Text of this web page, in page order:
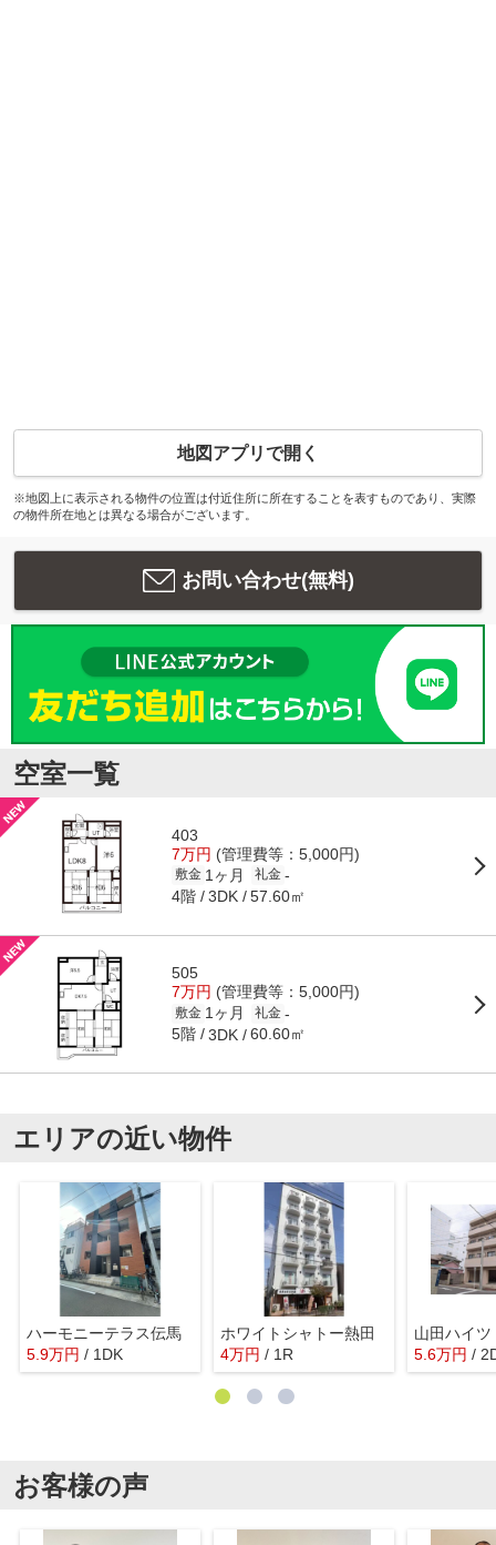
地図アプリで開く
※地図上に表示される物件の位置は付近住所に所在することを表すものであり、実際
の物件所在地とは異なる場合がございます。
お問い合わせ(無料)
空室一覧
403
7万円 (管理費等：5,000円)
敷金 1ヶ月 礼金 -
4階 3DK 57.60㎡
505
7万円 (管理費等：5,000円)
敷金 1ヶ月 礼金 -
5階 3DK 60.60㎡
エリアの近い物件
ハーモニーテラス伝馬
5.9万円 / 1DK
ホワイトシャトー熱田
4万円 / 1R
山田ハイツ
5.6万円 /
お客様の声